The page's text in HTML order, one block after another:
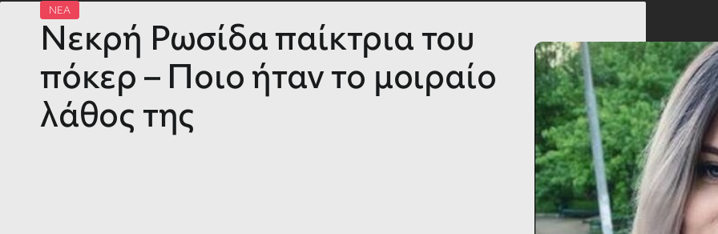
ΝΕΑ
Νεκρή Ρωσίδα παίκτρια του
πόκερ – Ποιο ήταν το μοιραίο
λάθος της